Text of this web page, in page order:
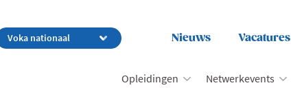
Nieuws Vacatures
Opleidingen Netwerkevents